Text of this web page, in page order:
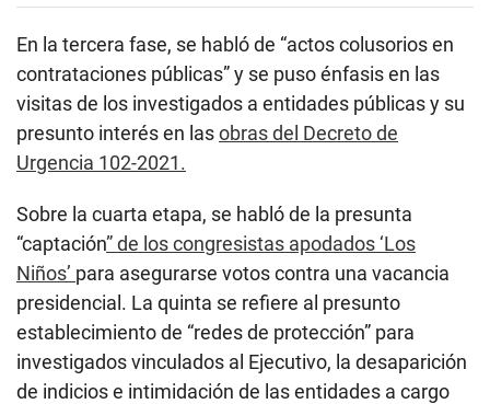
En la tercera fase, se habló de “actos colusorios en
contrataciones públicas” y se puso énfasis en las
visitas de los investigados a entidades públicas y su
presunto interés en lasobras del Decreto de
Urgencia 102-2021.
Sobre la cuarta etapa, se habló de la presunta
“captación” de los congresistas apodados ‘Los
Niños’ para asegurarse votos contra una vacancia
presidencial. La quinta se refiere al presunto
establecimiento de “redes de protección” para
investigados vinculados al Ejecutivo, la desaparición
de indicios e intimidación de las entidades a cargo